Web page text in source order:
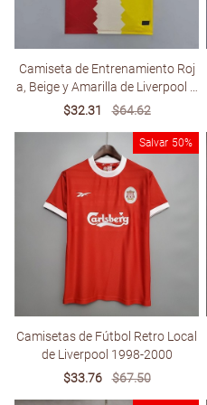
Camiseta de Entrenamiento Roj
a, Beige y Amarilla de Liverpool 2
022-2023
Sale
$32.31
Regular
$64.62
Salvar 50%
Camisetas de Fútbol Retro Local
de Liverpool 1998-2000
Sale
$33.76
Regular
$67.50